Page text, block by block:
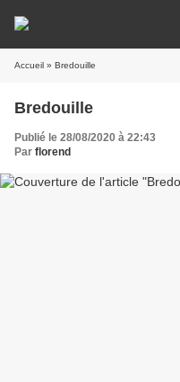
Accueil » Bredouille
Bredouille
Publié le 28/08/2020 à 22:43
Par florend